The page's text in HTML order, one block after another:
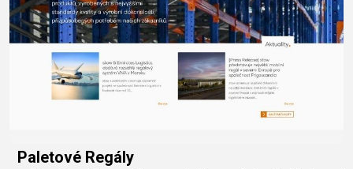
Paletové Regály